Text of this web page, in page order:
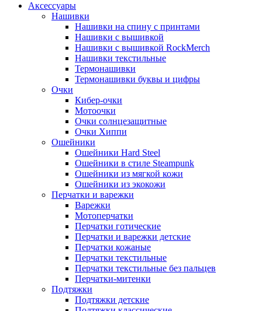
Аксессуары
Нашивки
Нашивки на спину с принтами
Нашивки с вышивкой
Нашивки с вышивкой RockMerch
Нашивки текстильные
Термонашивки
Термонашивки буквы и цифры
Очки
Кибер-очки
Мотоочки
Очки солнцезащитные
Очки Хиппи
Ошейники
Ошейники Hard Steel
Ошейники в стиле Steampunk
Ошейники из мягкой кожи
Ошейники из экокожи
Перчатки и варежки
Варежки
Мотоперчатки
Перчатки готические
Перчатки и варежки детские
Перчатки кожаные
Перчатки текстильные
Перчатки текстильные без пальцев
Перчатки-митенки
Подтяжки
Подтяжки детские